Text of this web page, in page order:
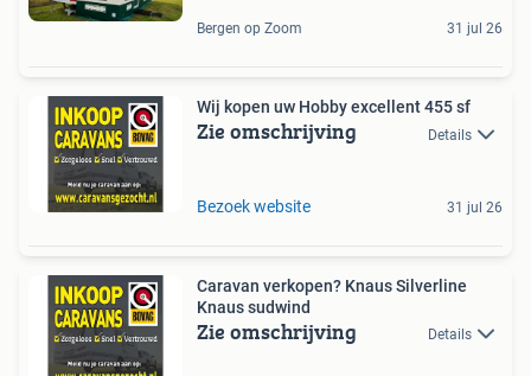
Bergen op Zoom 31 jul 26
Wij kopen uw Hobby excellent 455 sf
Zie omschrijving Details
Bezoek website 31 jul 26
Caravan verkopen? Knaus Silverline
Knaus sudwind
Zie omschrijving Details